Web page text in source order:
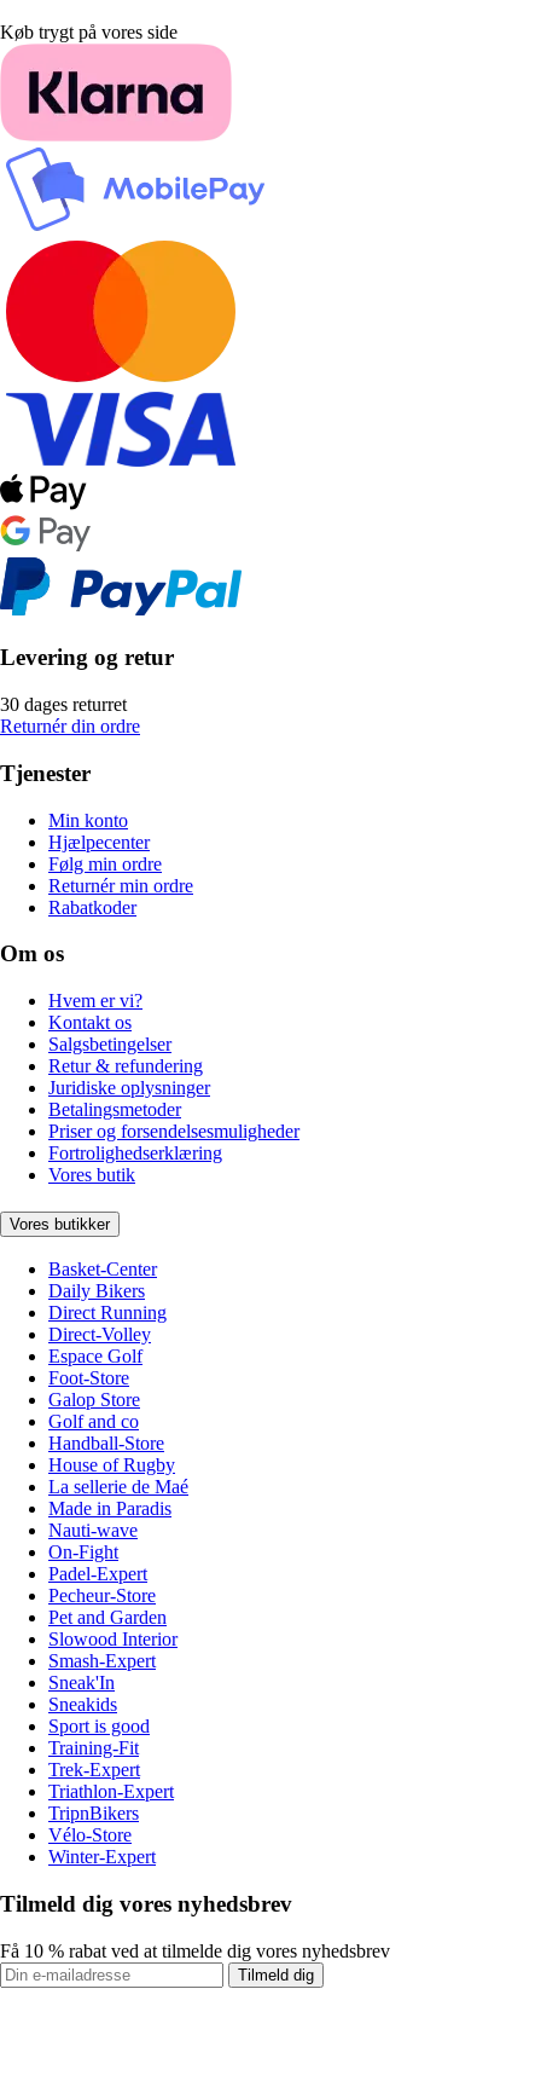
Køb trygt på vores side
Levering og retur
30 dages returret
Returnér din ordre
Tjenester
Min konto
Hjælpecenter
Følg min ordre
Returnér min ordre
Rabatkoder
Om os
Hvem er vi?
Kontakt os
Salgsbetingelser
Retur & refundering
Juridiske oplysninger
Betalingsmetoder
Priser og forsendelsesmuligheder
Fortrolighedserklæring
Vores butik
Vores butikker
Basket-Center
Daily Bikers
Direct Running
Direct-Volley
Espace Golf
Foot-Store
Galop Store
Golf and co
Handball-Store
House of Rugby
La sellerie de Maé
Made in Paradis
Nauti-wave
On-Fight
Padel-Expert
Pecheur-Store
Pet and Garden
Slowood Interior
Smash-Expert
Sneak'In
Sneakids
Sport is good
Training-Fit
Trek-Expert
Triathlon-Expert
TripnBikers
Vélo-Store
Winter-Expert
Tilmeld dig vores nyhedsbrev
Få 10 % rabat ved at tilmelde dig vores nyhedsbrev
Tilmeld dig